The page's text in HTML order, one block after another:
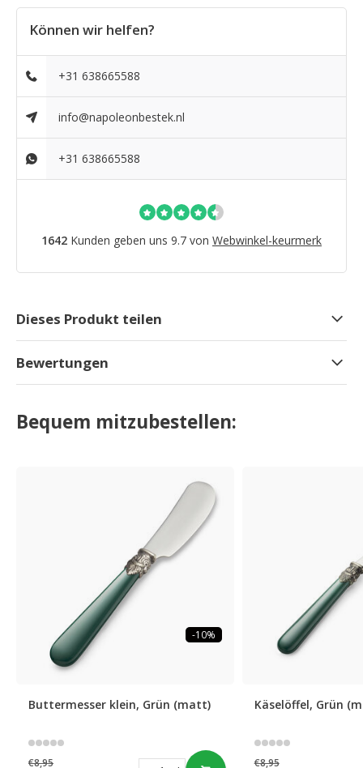
Können wir helfen?
+31 638665588
info@napoleonbestek.nl
+31 638665588
1642 Kunden geben uns 9.7 von Webwinkel-keurmerk
Dieses Produkt teilen
Bewertungen
Bequem mitzubestellen:
-10%
Buttermesser klein, Grün (matt)
€8,95
Käselöffel, Grün
€8,95